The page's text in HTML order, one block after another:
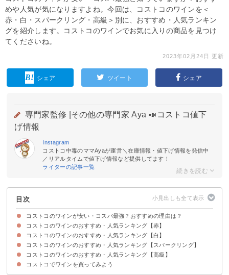
めや人気が気になりますよね。今回は、コストコのワインを＜
赤・白・スパークリング・高級＞別に、おすすめ・人気ランキン
グを紹介します。コストコのワインでお気に入りの商品を見つけ
てくださいね。
2023年02月24日 更新
シェア ツイート シェア
専門家監修 | その他の専門家 Aya 📣コストコ値下
げ情報
Instagram
コストコ中毒のママAyaが運営＼在庫情報・値下げ情報を発信中
／リアルタイムで値下げ情報など提供してます！
ライターの記事一覧
目次
コストコのワインが安い・コスパ最強？おすすめの理由は？
①コストコのワインは安いものだと1000円以下
②コストコのワインは箱や缶のものまであって種類が豊富
コストコのワインのおすすめ・人気ランキング【赤】
5位：カークランドシグネチャー ナパバレー
4位：ヨーリオ モンテプルチアーノ ダブルッツォ ウマニ ロンキ
3位：ポントリューピノノワール
2位：ユステンバーグ カベルネ ソーヴィニヨン
1位：ハーディーズ・カベルネソーヴィニヨン
コストコのワインのおすすめ・人気ランキング【白】
5位：バロン マキシム シャルドネ
4位：シャルドネ ボーヴィニャック
3位：ヘイシェッドヒル ソーヴィニヨンブラン
2位：ハーディーズ・シャルドネ
1位：カークランドシグネチャー ピノグリージョ
コストコのワインのおすすめ・人気ランキング【スパークリング】
5位：コドルニウ カヴァ エコロジカ ブリュット
4位：コドルニウ エレンシア ブリュット
3位：クレマン・ダルザス・ブリュット
2位：カークランドシグネチャー シャンパン ブリュット
1位：カークランドシグネチャー プロセッコ DOCG
コストコのワインのおすすめ・人気ランキング【高級】
5位：ジャフラン ジュヴレ・シャンベルタン
4位：ゴドメ サビーヌ シャンパーニュ レゼルヴァ プルミエ クリュ
3位：ウィスラー リースリング アイスワイン
2位：チューダー ピノ・ノワール
1位：シネガル エステート ディテイルズ
コストコでワインを買ってみよう